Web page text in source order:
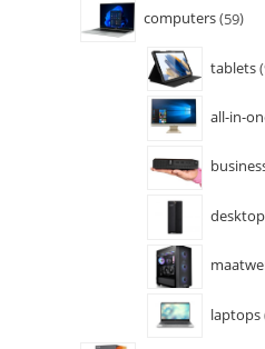
computers 59
tablets
all-in-
laptops